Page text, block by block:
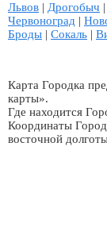
Львов | Дрогобыч |
Червоноград |
Броды | Сокаль |
Карта Городка
карты».
Где находится
Координаты
восточной